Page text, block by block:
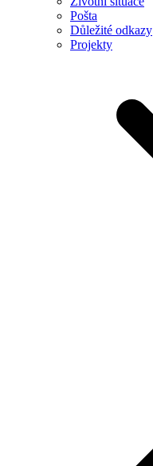
Pošta
Důležité odkazy
Projekty